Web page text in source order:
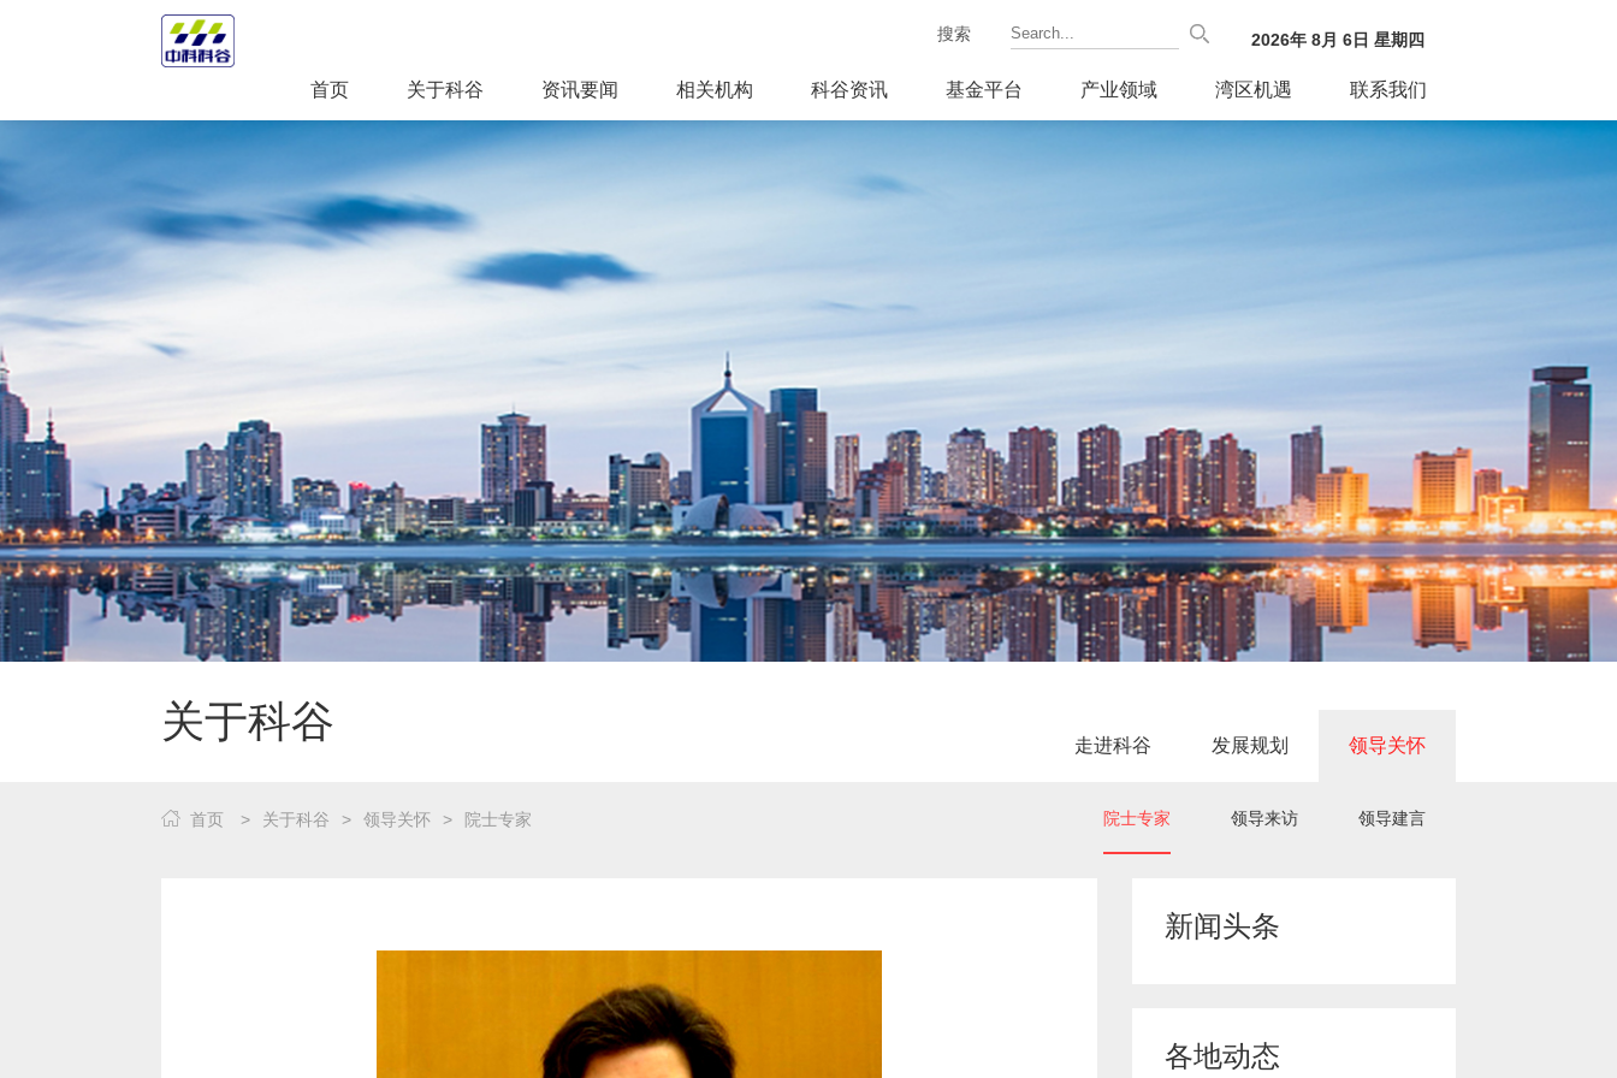
搜索 2026年 8月 6日 星期四
首页 关于科谷 资讯要闻 相关机构 科谷资讯 基金平台 产业领域 湾区机遇 联系我们
关于科谷 走进科谷 发展规划 领导关怀
院士专家 领导来访 领导建言
首页 > 关于科谷 > 领导关怀 > 院士专家
新闻头条
各地动态